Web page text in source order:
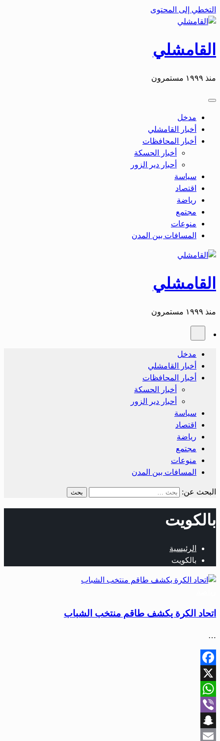
التخطي إلى المحتوى
القامشلي
منذ ١٩٩٩ مستمرون
مدخل
أخبار القامشلي
أخبار المحافظات
أخبار الحسكة
أحبار دير الزور
سياسة
اقتصاد
رياضة
مجتمع
منوعات
المسافات بين المدن
القامشلي
منذ ١٩٩٩ مستمرون
مدخل
أخبار القامشلي
أخبار المحافظات
أخبار الحسكة
أحبار دير الزور
سياسة
اقتصاد
رياضة
مجتمع
منوعات
المسافات بين المدن
البحث عن:
بالكويت
الرئيسية
بالكويت
اتحاد الكرة يكشف طاقم منتخب الشباب
…
Facebook
X
WhatsApp
Viber
Snapchat